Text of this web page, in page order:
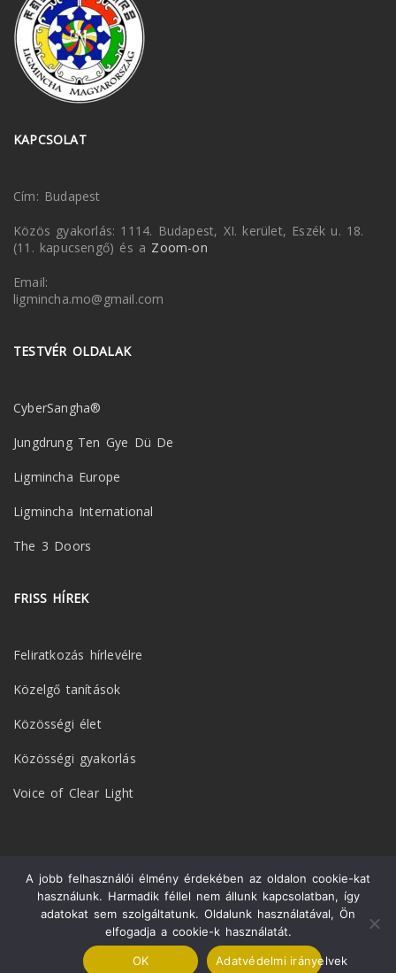
KAPCSOLAT
Cím: Budapest
Közös gyakorlás: 1114. Budapest, XI. kerület, Eszék u. 18.
(11. kapucsengő) és a Zoom-on
Email:
ligmincha.mo@gmail.com
TESTVÉR OLDALAK
CyberSangha®
Jungdrung Ten Gye Dü De
Ligmincha Europe
Ligmincha International
The 3 Doors
FRISS HÍREK
Feliratkozás hírlevélre
Közelgő tanítások
Közösségi élet
Közösségi gyakorlás
Voice of Clear Light
© 2026 Ligmincha Magyarország. Minden jog fenntartva. All Rights
Reserved.
A jobb felhasználói élmény érdekében az oldalon cookie-kat
használunk. Harmadik féllel nem állunk kapcsolatban, így
adatokat sem szolgáltatunk. Oldalunk használatával, Ön
elfogadja a cookie-k használatát.
OK Adatvédelmi irányelvek